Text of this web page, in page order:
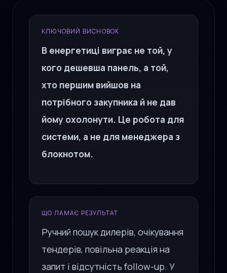
КЛЮЧОВИЙ ВИСНОВОК
В енергетиці виграє не той, у
кого дешевша панель, а той,
хто першим вийшов на
потрібного закупника й не дав
йому охолонути. Це робота для
системи, а не для менеджера з
блокнотом.
ЩО ЛАМАЄ РЕЗУЛЬТАТ
Ручний пошук дилерів, очікування
тендерів, повільна реакція на
запит і відсутність follow-up. У